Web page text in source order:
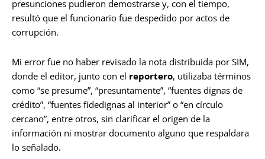
presunciones pudieron demostrarse y, con el tiempo,
resultó que el funcionario fue despedido por actos de
corrupción.
Mi error fue no haber revisado la nota distribuida por SIM,
donde el editor, junto con el reportero, utilizaba términos
como “se presume”, “presuntamente”, “fuentes dignas de
crédito”, “fuentes fidedignas al interior” o “en círculo
cercano”, entre otros, sin clarificar el origen de la
información ni mostrar documento alguno que respaldara
lo señalado.